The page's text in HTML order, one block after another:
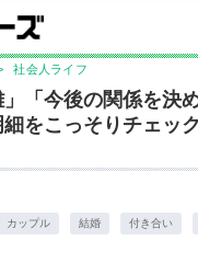
社会人ライフ
」「今後の関係を決
をこっそりチェッ
カップル 結婚 付き合い